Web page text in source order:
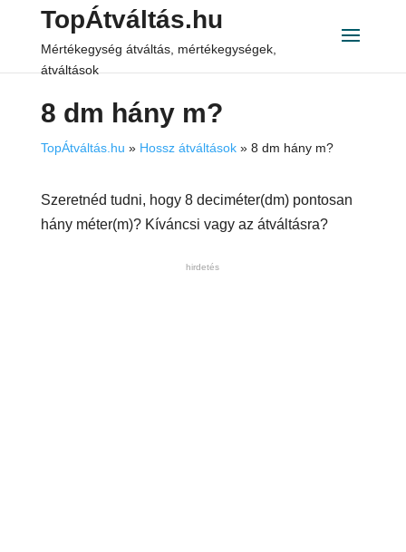
TopÁtváltás.hu
Mértékegység átváltás, mértékegységek,
átváltások
8 dm hány m?
TopÁtváltás.hu » Hossz átváltások» 8 dm hány m?
Szeretnéd tudni, hogy 8 deciméter(dm) pontosan
hány méter(m)? Kíváncsi vagy az átváltásra?
hirdetés